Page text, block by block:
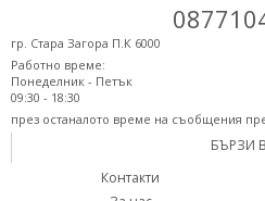
гр. Стара Загора П.К 6000
Работно време:
Понеделник - Петък
09:30 - 18:30
през останалото време на съобщения
БЪРЗИ
Контакти